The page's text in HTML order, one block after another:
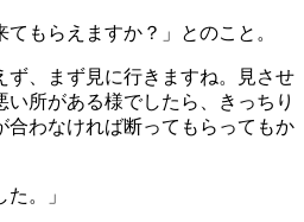
てもらえますか？」とのこと。
ず、まず見に行きますね。見させ
所がある様でしたら、きっちり
合わなければ断ってもらってもか
。」